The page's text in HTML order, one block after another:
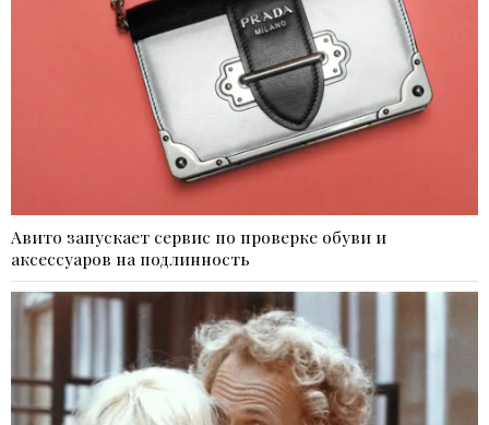
Авито запускает сервис по проверке обуви и
аксессуаров на подлинность